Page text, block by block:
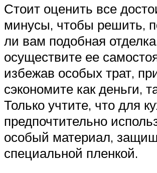
Стоит оценить все
минусы, чтобы решить,
ли вам подобная
осуществите ее
избежав особых трат,
сэкономите как деньги,
Только учтите, что для
предпочтительно
особый материал,
специальной пленкой.